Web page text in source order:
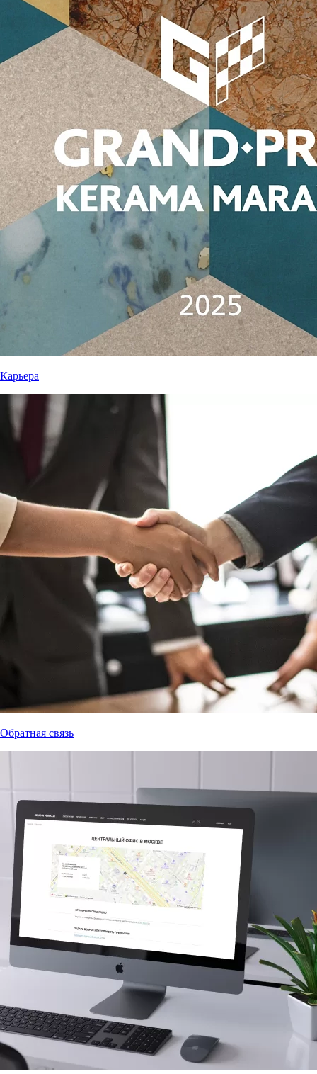
Карьера
Обратная связь